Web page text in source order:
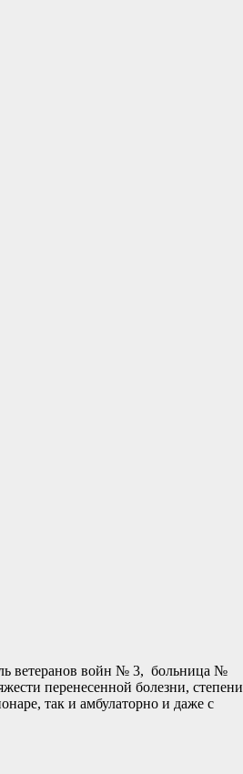
ветеранов войн № 3, больница №
перенесенной болезни, степени
так и амбулаторно и даже с